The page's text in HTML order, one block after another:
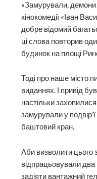
«Замурували,
кінокомедії «Іван
добре відомий
ці слова повторив
будинок на площі
Тоді про наше місто
виданнях. І привід
настільки
замурували у
баштовий кран.
Аби визволити цього
відпрацьовували
задіяти вантажний